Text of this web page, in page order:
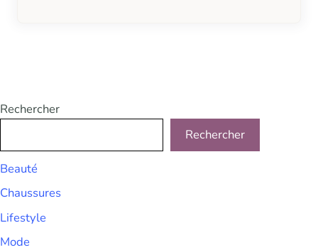
Rechercher
Rechercher
Beauté
Chaussures
Lifestyle
Mode